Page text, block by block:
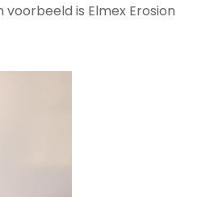
is Elmex Erosion